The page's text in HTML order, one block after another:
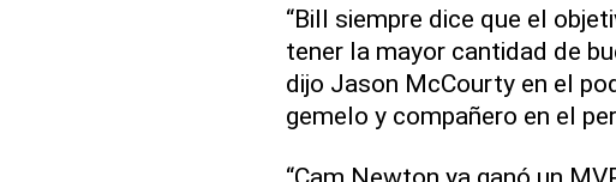
“Bill siempre dice que el
tener la mayor cantidad de
dijo Jason McCourty en el
gemelo y compañero en el